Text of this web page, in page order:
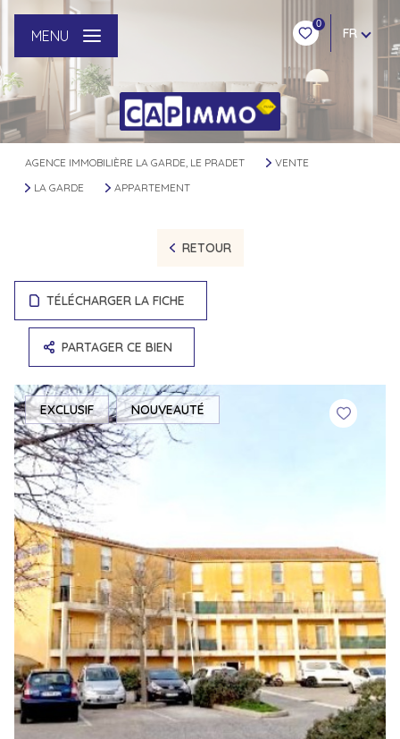
0
FR
MENU
AGENCE IMMOBILIÈRE LA GARDE, LE PRADET
VENTE
LA GARDE
APPARTEMENT
RETOUR
TÉLÉCHARGER LA FICHE
PARTAGER CE BIEN
EXCLUSIF NOUVEAUTÉ